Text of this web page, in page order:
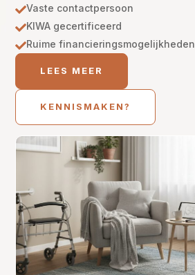
Vaste contactpersoon
KIWA gecertificeerd
Ruime financieringsmogelijkheden
LEES MEER
KENNISMAKEN?